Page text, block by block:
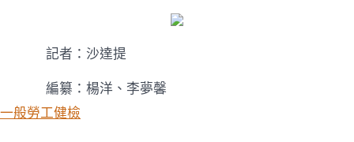
記者：沙達提
編纂：楊洋、李夢馨
一般勞工健檢